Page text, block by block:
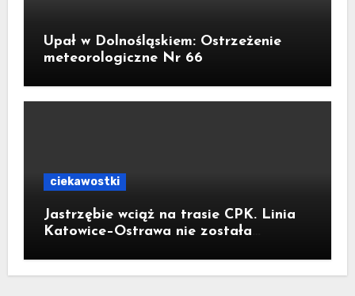
Upał w Dolnośląskiem: Ostrzeżenie
meteorologiczne Nr 66
ciekawostki
Jastrzębie wciąż na trasie CPK. Linia
Katowice–Ostrawa nie została